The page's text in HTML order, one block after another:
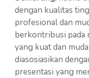
dengan kualitas
profesional dan
berkontribusi pada
yang kuat dan
diasosiasikan
presentasi yang